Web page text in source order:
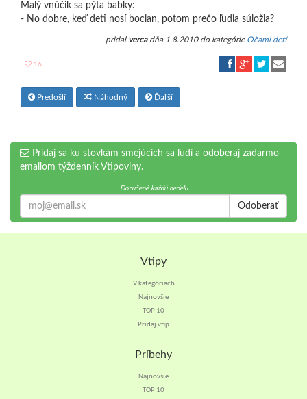
Malý vnúčik sa pýta babky:
- No dobre, keď deti nosí bocian, potom prečo ľudia súložia?
pridal vercadňa 1.8.2010 do kategórie Očami detí
16
Predošlí Náhodný Ďaľší
Pridaj sa ku stovkám smejúcich sa ľudí a odoberaj zadarmo
emailom týždenník Vtipoviny.
Doručené každú nedeľu
Odoberať
Vtipy
V kategóriach
Najnovšie
TOP 10
Pridaj vtip
Príbehy
Najnovšie
TOP 10